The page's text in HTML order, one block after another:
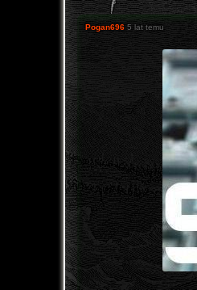
Pogan696 5 lat temu